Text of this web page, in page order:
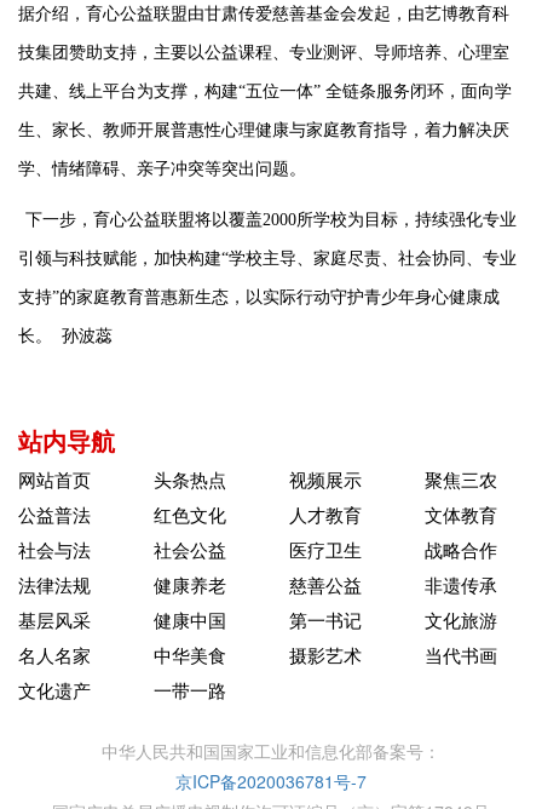
据介绍，育心公益联盟由甘肃传爱慈善基金会发起，由艺博教育科
技集团赞助支持，主要以公益课程、专业测评、导师培养、心理室
共建、线上平台为支撑，构建“五位一体” 全链条服务闭环，面向学
生、家长、教师开展普惠性心理健康与家庭教育指导，着力解决厌
学、情绪障碍、亲子冲突等突出问题。
下一步，育心公益联盟将以覆盖2000所学校为目标，持续强化专业
引领与科技赋能，加快构建“学校主导、家庭尽责、社会协同、专业
支持”的家庭教育普惠新生态，以实际行动守护青少年身心健康成
长。 孙波蕊
站内导航
网站首页 头条热点 视频展示
聚焦三农
公益普法
红色文化 人才教育
文体教育
社会与法
社会公益 医疗卫生
战略合作
法律法规
健康养老 慈善公益
非遗传承
基层风采
健康中国 第一书记
文化旅游
名人名家
中华美食 摄影艺术
当代书画
文化遗产
一带一路
中华人民共和国国家工业和信息化部备案号：
京ICP备2020036781号-7